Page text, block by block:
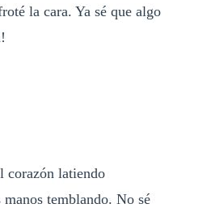
la cara. Ya sé que algo
corazón latiendo
temblando. No sé